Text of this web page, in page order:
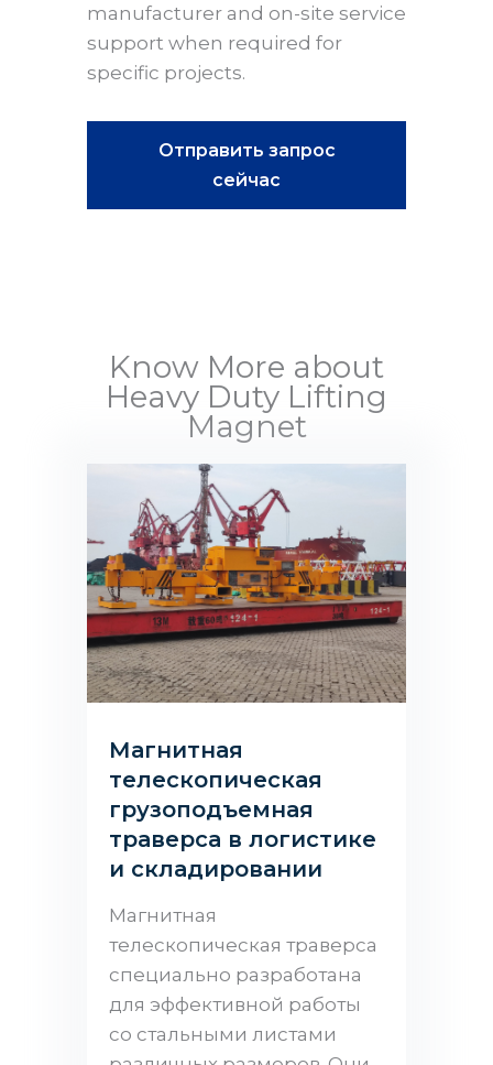
manufacturer and on-site service
support when required for
specific projects.
Отправить запрос
сейчас
Know More about
Heavy Duty Lifting
Magnet
Магнитная
телескопическая
грузоподъемная
траверса в логистике
и складировании
Магнитная
телескопическая траверса
специально разработана
для эффективной работы
со стальными листами